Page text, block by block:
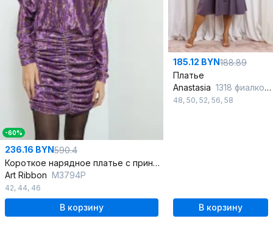
-60%
236.16 BYN590.4
Короткое нарядное платье с принтом и V-образной горловиной
Art Ribbon M3794P
42, 44, 46
В корзину
185.12 BYN188.89
Платье
Anastasia 1318 фиалковый_
48, 50, 52, 56, 58
В корзину